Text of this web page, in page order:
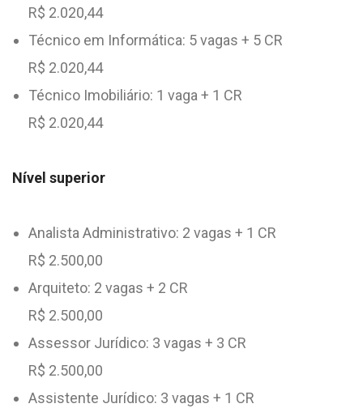
R$ 2.020,44
Técnico em Informática: 5 vagas + 5 CR
R$ 2.020,44
Técnico Imobiliário: 1 vaga + 1 CR
R$ 2.020,44
Nível superior
Analista Administrativo: 2 vagas + 1 CR
R$ 2.500,00
Arquiteto: 2 vagas + 2 CR
R$ 2.500,00
Assessor Jurídico: 3 vagas + 3 CR
R$ 2.500,00
Assistente Jurídico: 3 vagas + 1 CR